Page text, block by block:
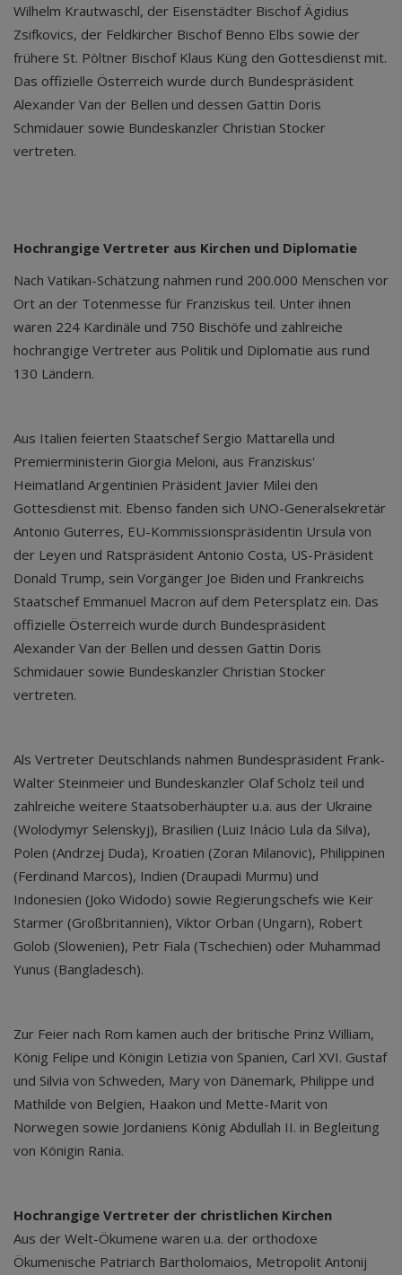
Wilhelm Krautwaschl, der Eisenstädter Bischof Ägidius
Zsifkovics, der Feldkircher Bischof Benno Elbs sowie der
frühere St. Pöltner Bischof Klaus Küng den Gottesdienst mit.
Das offizielle Österreich wurde durch Bundespräsident
Alexander Van der Bellen und dessen Gattin Doris
Schmidauer sowie Bundeskanzler Christian Stocker
vertreten.
Hochrangige Vertreter aus Kirchen und Diplomatie
Nach Vatikan-Schätzung nahmen rund 200.000 Menschen vor
Ort an der Totenmesse für Franziskus teil. Unter ihnen
waren 224 Kardinäle und 750 Bischöfe und zahlreiche
hochrangige Vertreter aus Politik und Diplomatie aus rund
130 Ländern.
Aus Italien feierten Staatschef Sergio Mattarella und
Premierministerin Giorgia Meloni, aus Franziskus'
Heimatland Argentinien Präsident Javier Milei den
Gottesdienst mit. Ebenso fanden sich UNO-Generalsekretär
Antonio Guterres, EU-Kommissionspräsidentin Ursula von
der Leyen und Ratspräsident Antonio Costa, US-Präsident
Donald Trump, sein Vorgänger Joe Biden und Frankreichs
Staatschef Emmanuel Macron auf dem Petersplatz ein. Das
offizielle Österreich wurde durch Bundespräsident
Alexander Van der Bellen und dessen Gattin Doris
Schmidauer sowie Bundeskanzler Christian Stocker
vertreten.
Als Vertreter Deutschlands nahmen Bundespräsident Frank-
Walter Steinmeier und Bundeskanzler Olaf Scholz teil und
zahlreiche weitere Staatsoberhäupter u.a. aus der Ukraine
(Wolodymyr Selenskyj), Brasilien (Luiz Inácio Lula da Silva),
Polen (Andrzej Duda), Kroatien (Zoran Milanovic), Philippinen
(Ferdinand Marcos), Indien (Draupadi Murmu) und
Indonesien (Joko Widodo) sowie Regierungschefs wie Keir
Starmer (Großbritannien), Viktor Orban (Ungarn), Robert
Golob (Slowenien), Petr Fiala (Tschechien) oder Muhammad
Yunus (Bangladesch).
Zur Feier nach Rom kamen auch der britische Prinz William,
König Felipe und Königin Letizia von Spanien, Carl XVI. Gustaf
und Silvia von Schweden, Mary von Dänemark, Philippe und
Mathilde von Belgien, Haakon und Mette-Marit von
Norwegen sowie Jordaniens König Abdullah II. in Begleitung
von Königin Rania.
Hochrangige Vertreter der christlichen Kirchen
Aus der Welt-Ökumene waren u.a. der orthodoxe
Ökumenische Patriarch Bartholomaios, Metropolit Antonij